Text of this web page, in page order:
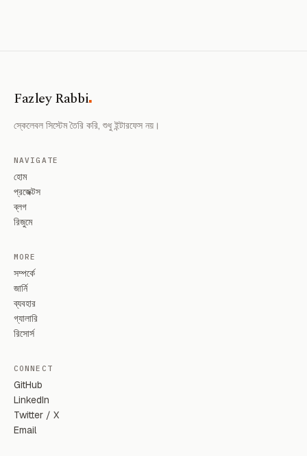
Fazley Rabbi.
স্কেলেবল সিস্টেম তৈরি করি, শুধু ইন্টারফেস নয়।
NAVIGATE
হোম
প্রজেক্টস
ব্লগ
রিজুমে
MORE
সম্পর্কে
জার্নি
ব্যবহার
গ্যালারি
রিসোর্স
CONNECT
GitHub
LinkedIn
Twitter / X
Email